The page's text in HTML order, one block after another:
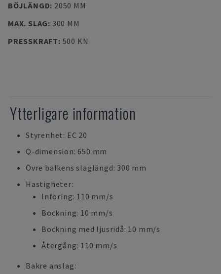
BÖJLÄNGD: 2050 MM
MAX. SLAG: 300 MM
PRESSKRAFT: 500 KN
Ytterligare information
Styrenhet: EC 20
Q-dimension: 650 mm
Övre balkens slaglängd: 300 mm
Hastigheter:
Införing: 110 mm/s
Bockning: 10 mm/s
Bockning med ljusridå: 10 mm/s
Återgång: 110 mm/s
Bakre anslag: